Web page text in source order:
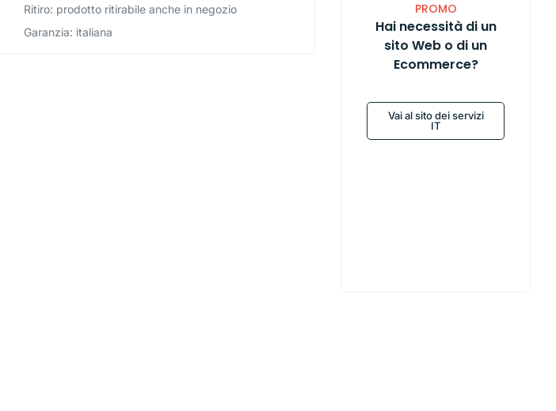
Ritiro: prodotto ritirabile anche in negozio
Garanzia: italiana
PROMO
Hai necessità di un
sito Web o di un
Ecommerce?
Vai al sito dei servizi
IT